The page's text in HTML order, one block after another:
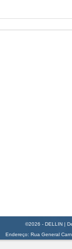
©2026 - DELLIN |
Endereço: Rua General